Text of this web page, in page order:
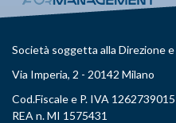
Società soggetta alla Direzione
Via Imperia, 2 - 20142 Milano
Cod.Fiscale e P. IVA
REA n. MI 1575431